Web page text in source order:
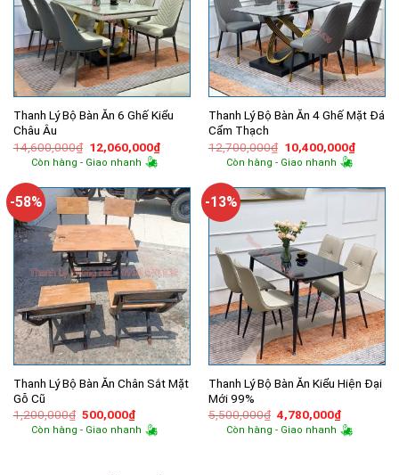
Thanh Lý Bộ Bàn Ăn 6 Ghế Kiểu
Châu Âu
14,600,000₫ Giá
gốc
là:
12,060,000₫Giá
hiện
12,060,000₫.
Còn hàng - Giao nhanh
Thanh Lý Bộ Bàn Ăn 4 Ghế Mặt Đá
Cẩm Thạch
12,700,000₫ Giá
gốc
là:
10,400,000₫Giá
hiện
Còn hàng - Giao nhanh
-58%
Thanh Lý Bộ Bàn Ăn Chân Sắt Mặt
Gỗ Cũ
1,200,000₫ Giá
gốc
là:
500,000₫Giá
hiện
tại
Còn hàng - Giao nhanh
-13%
Thanh Lý Bộ Bàn Ăn Kiểu Hiện Đại
Mới 99%
5,500,000₫ Giá
gốc
là:
4,780,000₫Giá
hiện
tại
Còn hàng - Giao nhanh